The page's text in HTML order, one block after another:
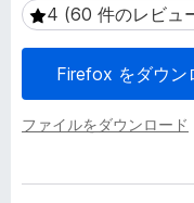
4 (60 件のレビュー)
4 (60 件のレビュ
Firefox をダウン
ファイルをダウンロード